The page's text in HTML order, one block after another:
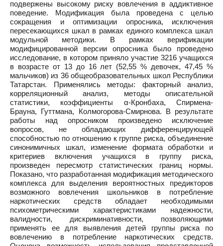
подвержены высокому риску вовлечения в аддиктивное
поведение. Модификация была проведена с целью
сокращения и оптимизации опросника, исключения
пересекающихся шкал в рамках единого комплекса шкал
модульной методики. В рамках верификации
модифицированной версии опросника было проведено
исследование, в котором приняло участие 3216 учащихся
в возрасте от 13 до 16 лет (52,55 % девочек, 47,45 %
мальчиков) из 36 общеобразовательных школ Республики
Татарстан. Применялись методы: факторный анализ,
корреляционный анализ, методы описательной
статистики, коэффициенты α-Кронбаха, Спирмена-
Брауна, Гуттмана, Колмогорова-Смирнова. В результате
работы над опросником произведено исключение
вопросов, не обладающих дифференцирующей
способностью по отношению к группе риска, объединение
синонимичных шкал, изменение формата обработки и
критериев включения учащихся в группу риска,
произведен пересмотр статистических границ нормы.
Показано, что разработанная модификация методического
комплекса для выделения вероятностных предикторов
возможного вовлечения школьников в потребление
наркотических средств обладает необходимыми
психометрическими характеристиками надежности,
валидности, дискриминативности, позволяющими
применять ее для выявления детей группы риска по
вовлечению в потребление наркотических средств.